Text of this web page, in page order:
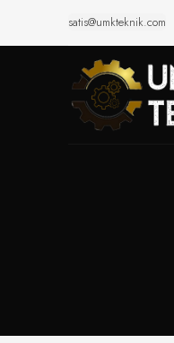
satis@umkteknik.com